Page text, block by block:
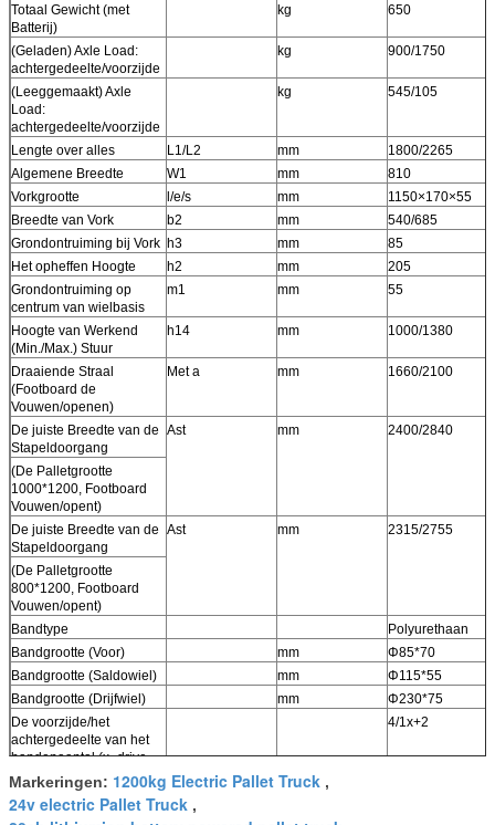
Totaal Gewicht (met
Batterij)
kg 650
(Geladen) Axle Load:
achtergedeelte/voorzijde
kg 900/1750
(Leeggemaakt) Axle
Load:
achtergedeelte/voorzijde
kg 545/105
Lengte over alles L1/L2 mm
1800/2265
Algemene Breedte
W1 mm
810
Vorkgrootte
l/e/s mm
1150×170×55
Breedte van Vork
b2 mm
540/685
Grondontruiming bij Vork h3 mm
85
Het opheffen Hoogte
h2 mm
205
Grondontruiming op
centrum van wielbasis
m1 mm 55
Hoogte van Werkend
(Min./Max.) Stuur
h14 mm 1000/1380
Draaiende Straal
(Footboard de
Vouwen/openen)
Met a mm 1660/2100
De juiste Breedte van de
Stapeldoorgang
Ast mm 2400/2840
(De Palletgrootte
1000*1200, Footboard
Vouwen/opent)
De juiste Breedte van de
Stapeldoorgang
Ast mm 2315/2755
(De Palletgrootte
800*1200, Footboard
Vouwen/opent)
Bandtype
Polyurethaan
Bandgrootte (Voor)
mm
Φ85*70
Bandgrootte (Saldowiel)
mm
Φ115*55
Bandgrootte (Drijfwiel)
mm
Φ230*75
De voorzijde/het
achtergedeelte van het
bandenaantal (x=drive
wiel)
4/1x+2
De Methode van de
aandrijvingsbevochtiging
Markeringen: 1200kg Electric Pallet Truck ,
24v electric Pallet Truck ,